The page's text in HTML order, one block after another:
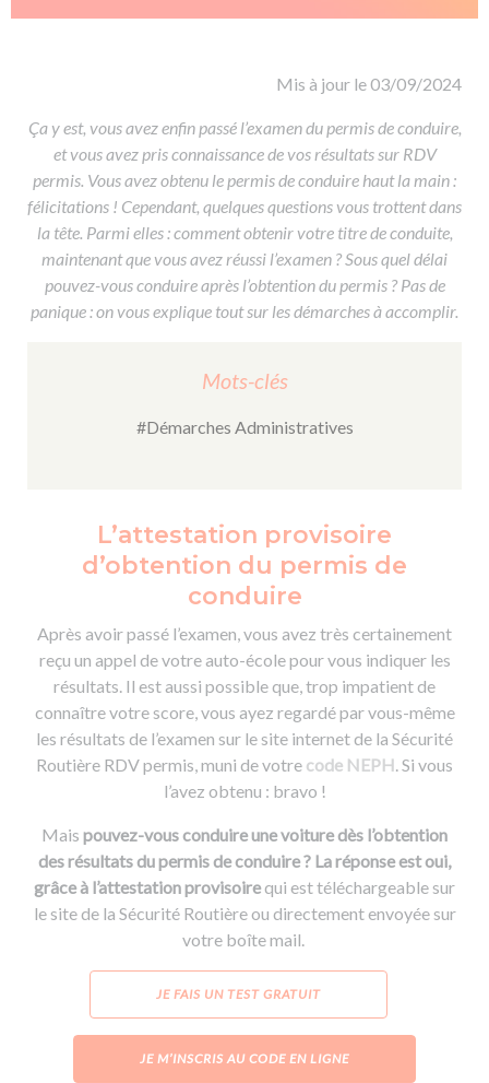
Formations pro.
Formation CACES
Devenir enseignant de la conduite
Mis à jour le 03/09/2024
Ça y est, vous avez enfin passé l’examen du permis de conduire,
et vous avez pris connaissance de vos résultats sur RDV
permis. Vous avez obtenu le permis de conduire haut la main :
félicitations ! Cependant, quelques questions vous trottent dans
la tête. Parmi elles : comment obtenir votre titre de conduite,
maintenant que vous avez réussi l’examen ? Sous quel délai
pouvez-vous conduire après l’obtention du permis ? Pas de
panique : on vous explique tout sur les démarches à accomplir.
Mots-clés
#Démarches Administratives
L’attestation provisoire
d’obtention du permis de
conduire
Après avoir passé l’examen, vous avez très certainement
reçu un appel de votre auto-école pour vous indiquer les
résultats. Il est aussi possible que, trop impatient de
connaître votre score, vous ayez regardé par vous-même
les résultats de l’examen sur le site internet de la Sécurité
Routière RDV permis, muni de votre code NEPH. Si vous
l’avez obtenu : bravo !
Mais pouvez-vous conduire une voiture dès l’obtention
des résultats du permis de conduire ? La réponse est oui,
grâce à l’attestation provisoire qui est téléchargeable sur
le site de la Sécurité Routière ou directement envoyée sur
votre boîte mail.
JE FAIS UN TEST GRATUIT
JE M’INSCRIS AU CODE EN LIGNE